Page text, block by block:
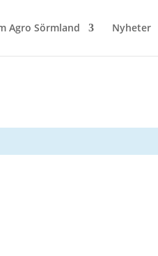
Agro Sörmland Nyheter